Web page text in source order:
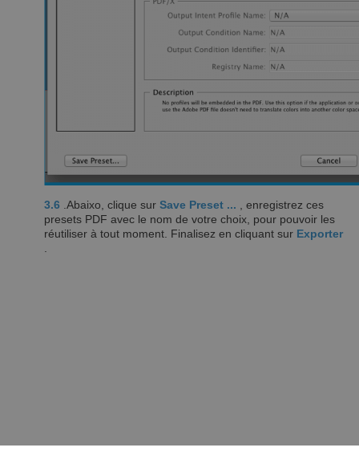
3.6 .Abaixo, clique sur Save Preset ... , enregistrez ces
presets PDF avec le nom de votre choix, pour pouvoir les
réutiliser à tout moment. Finalisez en cliquant sur Exporter
.